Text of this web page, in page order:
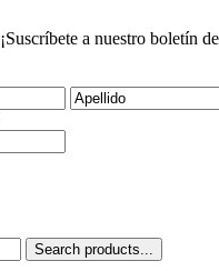
¡Suscríbete a nuestro boletín
Nombre
Search products...